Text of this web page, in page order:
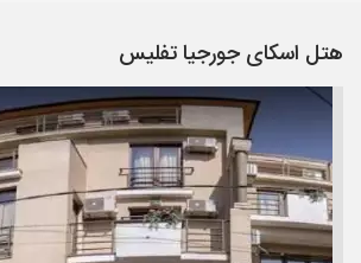
هتل اسکای جورجیا تفلیس